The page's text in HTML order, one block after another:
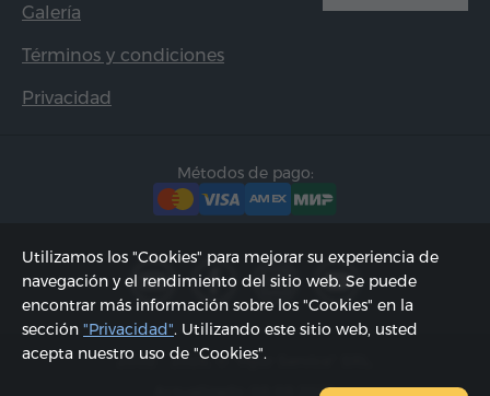
Galería
Términos y condiciones
Privacidad
Métodos de pago:
2002 - 2026, © "Hyur Service" SRL;
Actualizado 08.08.2026
Utilizamos los "Cookies" para mejorar su experiencia de
navegación y el rendimiento del sitio web. Se puede
encontrar más información sobre los "Cookies" en la
sección "Privacidad". Utilizando este sitio web, usted
acepta nuestro uso de "Cookies".